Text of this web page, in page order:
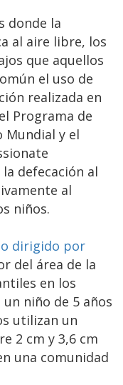
donde la
al aire libre, los
que aquellos
el uso de
realizada en
Programa de
Mundial y el
la defecación al
al
niños.
dirigido por
del área de la
en los
niño de 5 años
utilizan un
2 cm y 3,6 cm
una comunidad